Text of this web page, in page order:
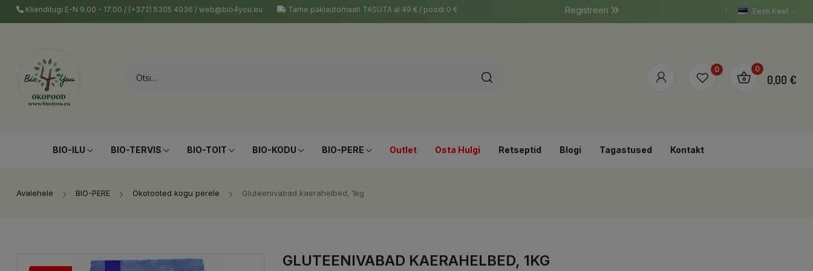
Klienditugi E-N 9.00 - 17.00 / (+372) 5305 4036 / web@bio4you.eu Tarne pakiautomaati TASUTA al 49 € / poodi 0 € Eesti Keel
Registreeri
0 0
0,00 €
BIO-ILU BIO-TERVIS BIO-TOIT BIO-KODU BIO-PERE Outlet Osta Hulgi Retseptid Blogi Tagastused Kontakt
Avalehele BIO-PERE Ökotooted kogu perele Gluteenivabad kaerahelbed, 1kg
GLUTEENIVABAD KAERAHELBED, 1KG